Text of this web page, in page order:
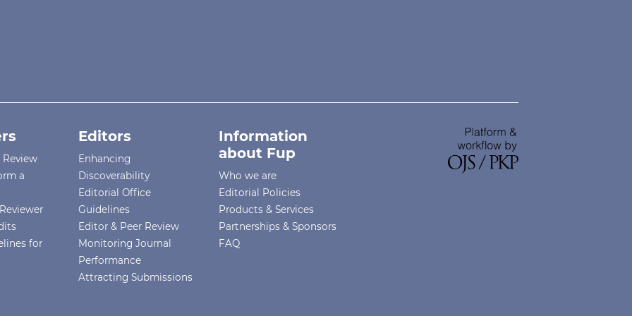
a
for
Editors
Enhancing
Discoverability
Editorial Office
Guidelines
Editor & Peer Review
Monitoring Journal
Performance
Attracting Submissions
Information
about Fup
Who we are
Editorial Policies
Products & Services
Partnerships & Sponsors
FAQ